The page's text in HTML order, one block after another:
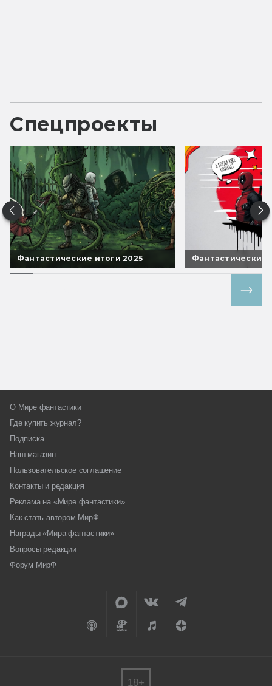
Спецпроекты
Фантастические итоги 2025 Фантастические
О Мире фантастики
Где купить журнал?
Подписка
Наш магазин
Пользовательское соглашение
Контакты и редакция
Реклама на «Мире фантастики»
Как стать автором МирФ
Награды «Мира фантастики»
Вопросы редакции
Форум МирФ
18+